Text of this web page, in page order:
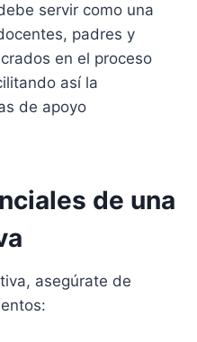
servir como una
padres y
en el proceso
así la
de apoyo
de una
asegúrate de